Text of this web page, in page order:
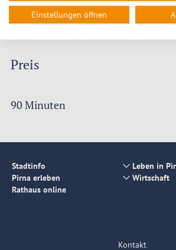
Uhrzeit: 16:00 Uhr
Preis
90 Minuten
Stadtinfo
Leben in
Pirna erleben
Wirtschaft
Rathaus online
Kontakt
Einstellungen öffnen